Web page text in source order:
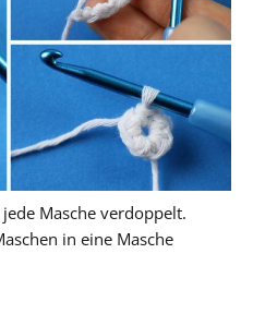
Masche verdoppelt.
in eine Masche